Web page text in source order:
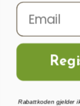
Rabattkoden gjelder